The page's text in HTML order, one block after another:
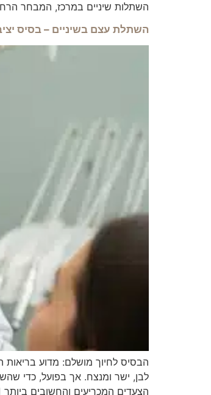
השתלות שיניים במרכז, המבחר
השתלת עצם בשיניים – בסיס
הבסיס לחיוך מושלם: מדוע
לבן, ישר ומנצח. אך בפועל, כדי
הצעדים המכריעים והחשובים